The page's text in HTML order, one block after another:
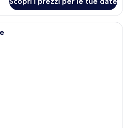
Una camera da letto con parete in